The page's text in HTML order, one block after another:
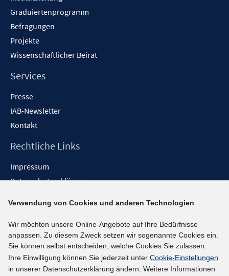
Graduiertenprogramm
Befragungen
Projekte
Wissenschaftlicher Beirat
Services
Presse
IAB-Newsletter
Kontakt
Rechtliche Links
Impressum
Datenschutzerklärung
Barrieren melden
Social-Media-Kanäle
BlueSky
YouTube
Verwendung von Cookies und anderen Technologien
Wir möchten unsere Online-Angebote auf Ihre Bedürfnisse
anpassen. Zu diesem Zweck setzen wir sogenannte Cookies ein.
Sie können selbst entscheiden, welche Cookies Sie zulassen.
Ihre Einwilligung können Sie jederzeit unter Cookie-Einstellungen
in unserer Datenschutzerklärung ändern. Weitere Informationen